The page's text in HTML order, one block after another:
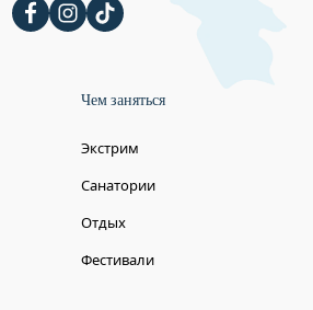
Чем заняться
Экстрим
Санатории
Отдых
Фестивали